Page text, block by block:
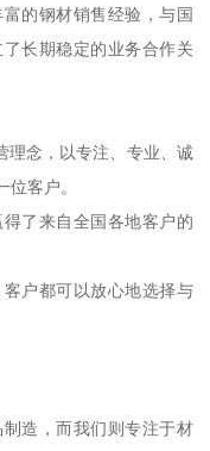
的钢材销售经验，与国
长期稳定的业务合作关
理念，以专注、专业、诚
客户。
了来自全国各地客户的
户都可以放心地选择与
造，而我们则专注于材